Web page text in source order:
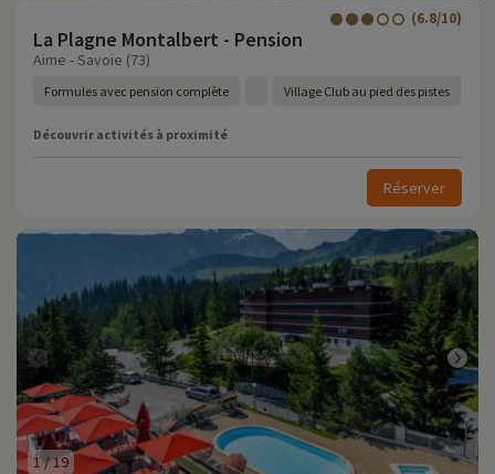
La Plagne Montalbert - Pension
(6.8/10)
Aime - Savoie (73)
Formules avec pension complète Village Club au pied des pistes
Découvrir activités à proximité
Réserver
1/19